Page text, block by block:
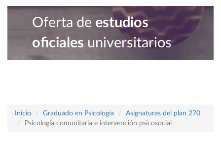
Oferta de estudios
oficiales universitarios
Inicio Graduado en Psicología
Asignaturas del plan 270
Psicología comunitaria e intervención psicosocial